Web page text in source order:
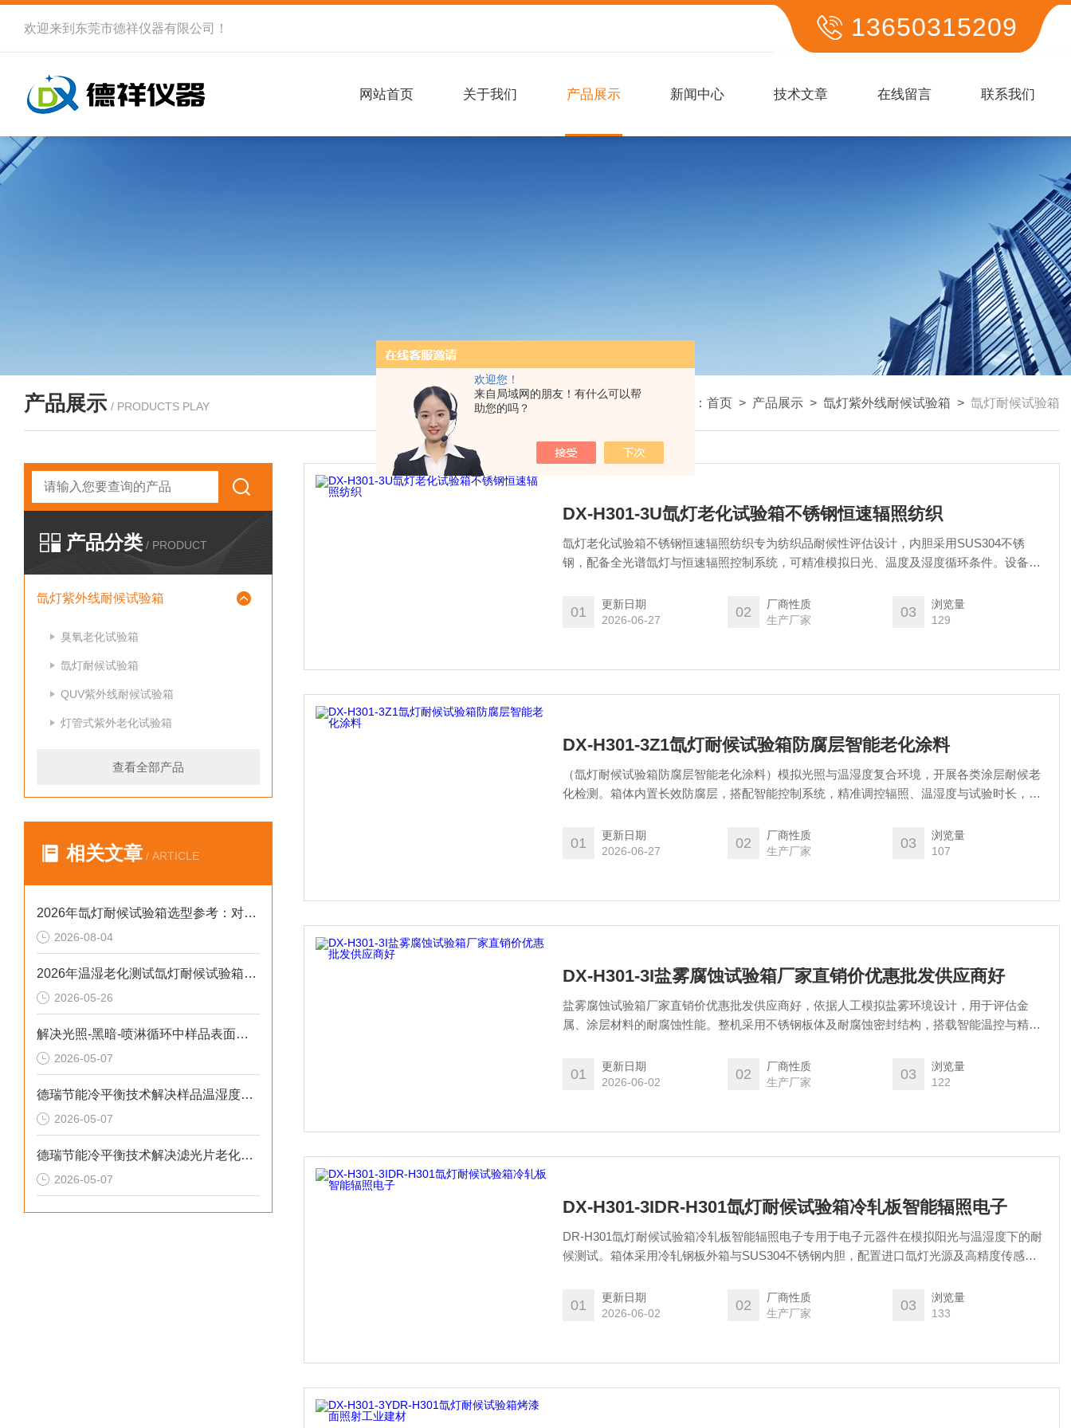
欢迎您！
来自局域网的朋友！有什么可以帮
助您的吗？
欢迎来到 东莞市德祥仪器有限公司 ！ 13650315209
网站首页 关于我们 产品展示 新闻中心 技术文章 在线留言 联系我们
产品展示 / PRODUCTS PLAY 我的位置： 首页 > 产品展示 > 氙灯紫外线耐候试验箱 > 氙灯耐候试验箱
产品分类 / PRODUCT
氙灯紫外线耐候试验箱
臭氧老化试验箱
氙灯耐候试验箱
QUV紫外线耐候试验箱
灯管式紫外老化试验箱
查看全部产品
相关文章 / ARTICLE
2026年氙灯耐候试验箱选型参考：对标新标准与数据合规实践
2026-08-04
2026年温湿老化测试氙灯耐候试验箱排行榜：破解精度差、数据无效等行业痛点
2026-05-26
解决光照-黑暗-喷淋循环中样品表面凝露导致测试失真的2026选型标准
2026-05-07
德瑞节能冷平衡技术解决样品温湿度失控与老化机理失真的2026选型标准
2026-05-07
德瑞节能冷平衡技术解决滤光片老化无预警与校准停机损失的2026选型标准
2026-05-07
DX-H301-3U氙灯老化试验箱不锈钢恒速辐照纺织
氙灯老化试验箱不锈钢恒速辐照纺织专为纺织品耐候性评估设计，内胆采用SUS304不锈
钢，配备全光谱氙灯与恒速辐照控制系统，可精准模拟日光、温度及湿度循环条件。设备支
能老化测试。该设备满足GB/T、ISO等相关标准要求，为纺织印染、质检机构及户外用品生
产企业提供可靠的实验数据支撑，有效缩短产品研发周期，降低质量风险。
01
更新日期
2026-06-27
02
厂商性质
生产厂家
03
浏览量
129
DX-H301-3Z1氙灯耐候试验箱防腐层智能老化涂料
（氙灯耐候试验箱防腐层智能老化涂料）模拟光照与温湿度复合环境，开展各类涂层耐候老
化检测。箱体内置长效防腐层，搭配智能控制系统，精准调控辐照、温湿度与试验时长，自
行业耐候测试标准。标准化试验条件减少数据偏差，产出可复现检测记录，为涂料配方调
整、涂层耐久性能评估提供规范试验依据。
01
更新日期
2026-06-27
02
厂商性质
生产厂家
03
浏览量
107
DX-H301-3I盐雾腐蚀试验箱厂家直销价优惠批发供应商好
盐雾腐蚀试验箱厂家直销价优惠批发供应商好，依据人工模拟盐雾环境设计，用于评估金
属、涂层材料的耐腐蚀性能。整机采用不锈钢板体及耐腐蚀密封结构，搭载智能温控与精准
适用于电子、汽车、五金建材、涂料等行业的质检与工艺验证。通过标准化测试，快速筛选
材料缺陷、优化防护工艺，提升产品服役可靠性，降低售后风险。
01
更新日期
2026-06-02
02
厂商性质
生产厂家
03
浏览量
122
DX-H301-3IDR-H301氙灯耐候试验箱冷轧板智能辐照电子
DR-H301氙灯耐候试验箱冷轧板智能辐照电子专用于电子元器件在模拟阳光与温湿度下的耐
候测试。箱体采用冷轧钢板外箱与SUS304不锈钢内胆，配置进口氙灯光源及高精度传感
用于电子研发、质检及第三方检测，评估冷轧板载电子组件的抗老化、绝缘性能及焊点可靠
性，降低光热失效风险，是电子行业氙灯耐候测试的专业装备。
01
更新日期
2026-06-02
02
厂商性质
生产厂家
03
浏览量
133